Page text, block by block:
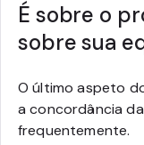
É sobre o
sobre sua
O último aspeto
a concordância
frequentemente.